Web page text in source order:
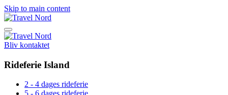
Skip to main content
Bliv kontaktet
Rideferie Island
2 - 4 dages rideferie